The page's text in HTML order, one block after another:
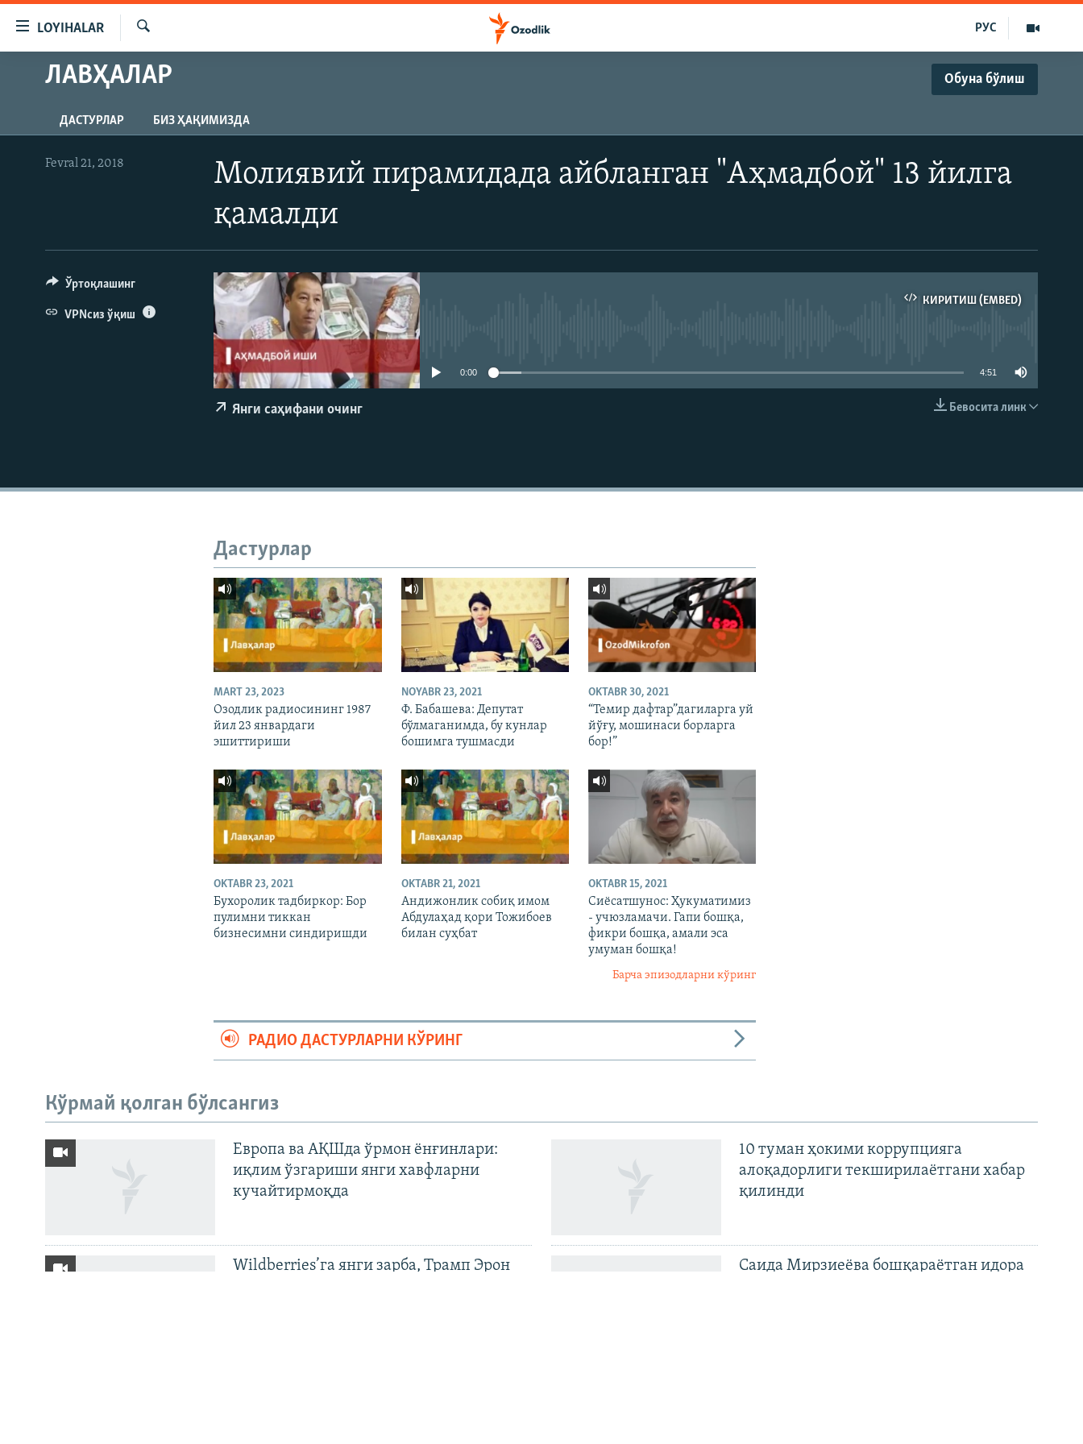
Бош
мавзуларга
навигацияга
ўтинг
Қидиришга
LOYIHALAR
OZODLIK SURISHTIRUVLARI
OZODARXIV
ИЖТИМОИЙ ТАРМОҚЛАР
РУС
ЛАВҲАЛАР Обуна бўлиш
ДАСТУРЛАР БИЗ ҲАҚИМИЗДА
Молиявий пирамидада айбланган "Аҳмадбой" 13 йилга
қамалди
Fevral 21, 2018
КИРИТИШ (EMBED)
0:00 4:51
Бевосита линк
Янги саҳифани очинг
Ўртоқлашинг
VPNсиз ўқиш
Дастурлар
MART 23, 2023
Озодлик радиосининг 1987
йил 23 январдаги
эшиттириши
NOYABR 23, 2021
Ф. Бабашева: Депутат
бўлмаганимда, бу кунлар
бошимга тушмасди
OKTABR 30, 2021
“Темир дафтар”дагиларга уй
йўғу, мошинаси борларга
бор!”
OKTABR 23, 2021
Бухоролик тадбиркор: Бор
пулимни тиккан
бизнесимни синдиришди
OKTABR 21, 2021
Андижонлик собиқ имом
Абдулаҳад қори Тожибоев
билан суҳбат
OKTABR 15, 2021
Сиёсатшунос: Ҳукуматимиз
- учюзламачи. Гапи бошқа,
фикри бошқа, амали эса
умуман бошқа!
Барча эпизодларни кўринг
РАДИО ДАСТУРЛАРНИ КЎРИНГ
Кўрмай қолган бўлсангиз
Европа ва АҚШда ўрмон ёнғинлари:
иқлим ўзгариши янги хавфларни
кучайтирмоқда
Wildberries’га янги зарба, Трамп Эрон
10 туман ҳокими коррупцияга
алоқадорлиги текширилаётгани хабар
қилинди
Саида Мирзиеёва бошқараётган идора